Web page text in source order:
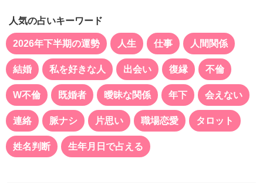
人気の占いキーワード
2026年下半期の運勢 人生 仕事 人間関係
結婚 私を好きな人 出会い 復縁 不倫
W不倫 既婚者 曖昧な関係 年下 会えない
連絡 脈ナシ 片思い 職場恋愛 タロット
姓名判断 生年月日で占える